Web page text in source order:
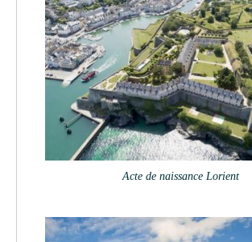
Acte de naissance Lorient